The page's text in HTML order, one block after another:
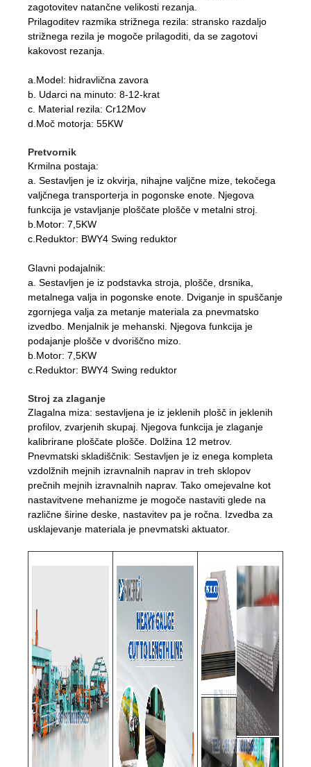
zagotovitev natančne velikosti rezanja.
Prilagoditev razmika strižnega rezila: stransko razdaljo
strižnega rezila je mogoče prilagoditi, da se zagotovi
kakovost rezanja.
a.Model: hidravlična zavora
b. Udarci na minuto: 8-12-krat
c. Material rezila: Cr12Mov
d.Moč motorja: 55KW
Pretvornik
Krmilna postaja:
a. Sestavljen je iz okvirja, nihajne valjčne mize, tekočega
valjčnega transporterja in pogonske enote. Njegova
funkcija je vstavljanje ploščate plošče v metalni stroj.
b.Motor: 7,5KW
c.Reduktor: BWY4 Swing reduktor
Glavni podajalnik:
a. Sestavljen je iz podstavka stroja, plošče, drsnika,
metalnega valja in pogonske enote. Dviganje in spuščanje
zgornjega valja za metanje materiala za pnevmatsko
izvedbo. Menjalnik je mehanski. Njegova funkcija je
podajanje plošče v dvoriščno mizo.
b.Motor: 7,5KW
c.Reduktor: BWY4 Swing reduktor
Stroj za zlaganje
Zlagalna miza: sestavljena je iz jeklenih plošč in jeklenih
profilov, zvarjenih skupaj. Njegova funkcija je zlaganje
kalibrirane ploščate plošče. Dolžina 12 metrov.
Pnevmatski skladiščnik: Sestavljen je iz enega kompleta
vzdolžnih mejnih izravnalnih naprav in treh sklopov
prečnih mejnih izravnalnih naprav. Tako omejevalne kot
nastavitvene mehanizme je mogoče nastaviti glede na
različne širine deske, nastavitev pa je ročna. Izvedba za
usklajevanje materiala je pnevmatski aktuator.